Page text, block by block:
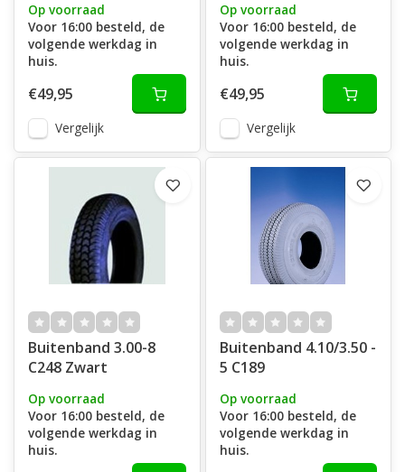
Op voorraad
Voor 16:00 besteld, de
volgende werkdag in
huis.
€49,95
Vergelijk
Op voorraad
Voor 16:00 besteld, de
volgende werkdag in
huis.
€49,95
Vergelijk
Buitenband 3.00-8
C248 Zwart
Op voorraad
Voor 16:00 besteld, de
volgende werkdag in
huis.
Buitenband 4.10/3.50 -
5 C189
Op voorraad
Voor 16:00 besteld, de
volgende werkdag in
huis.